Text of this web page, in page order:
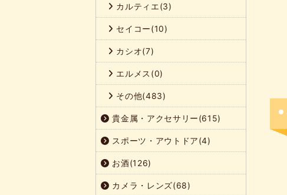
カルティエ(3)
セイコー(10)
カシオ(7)
エルメス(0)
その他(483)
貴金属・アクセサリー(615)
スポーツ・アウトドア(4)
お酒(126)
カメラ・レンズ(68)